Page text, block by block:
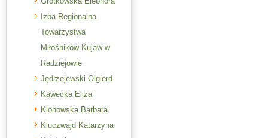
Izba Regionalna
Towarzystwa
Miłośników Kujaw w
Radziejowie
Jędrzejewski Olgierd
Kawecka Eliza
Klonowska Barbara
Kluczwajd Katarzyna